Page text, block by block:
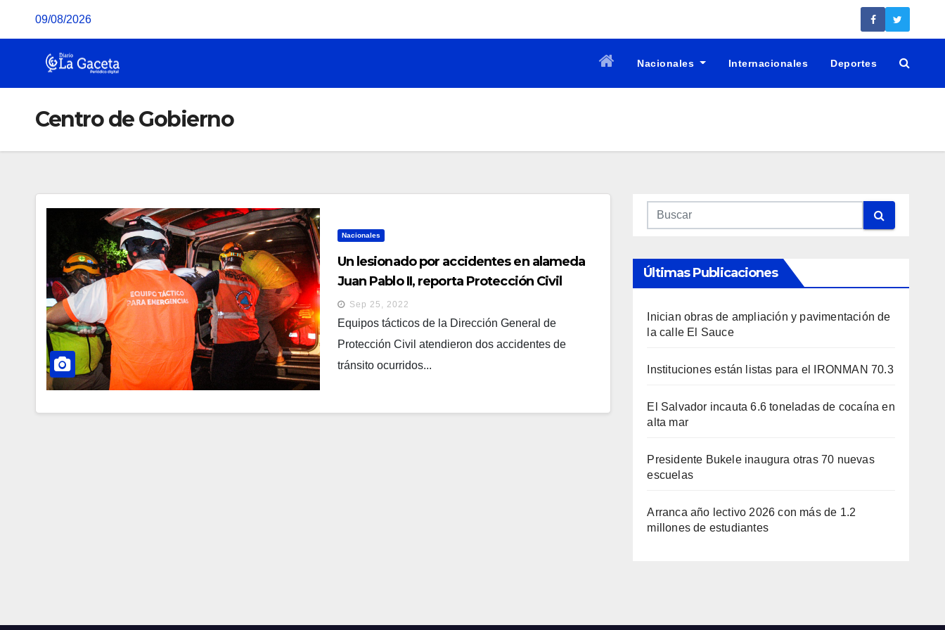
09/08/2026
Nacionales Internacionales Deportes
Centro de Gobierno
Nacionales
Un lesionado por accidentes en alameda
Juan Pablo II, reporta Protección Civil
Sep 25, 2022
Equipos tácticos de la Dirección General de
Protección Civil atendieron dos accidentes de
tránsito ocurridos...
Últimas Publicaciones
Inician obras de ampliación y pavimentación de
la calle El Sauce
Instituciones están listas para el IRONMAN 70.3
El Salvador incauta 6.6 toneladas de cocaína en
alta mar
Presidente Bukele inaugura otras 70 nuevas
escuelas
Arranca año lectivo 2026 con más de 1.2
millones de estudiantes